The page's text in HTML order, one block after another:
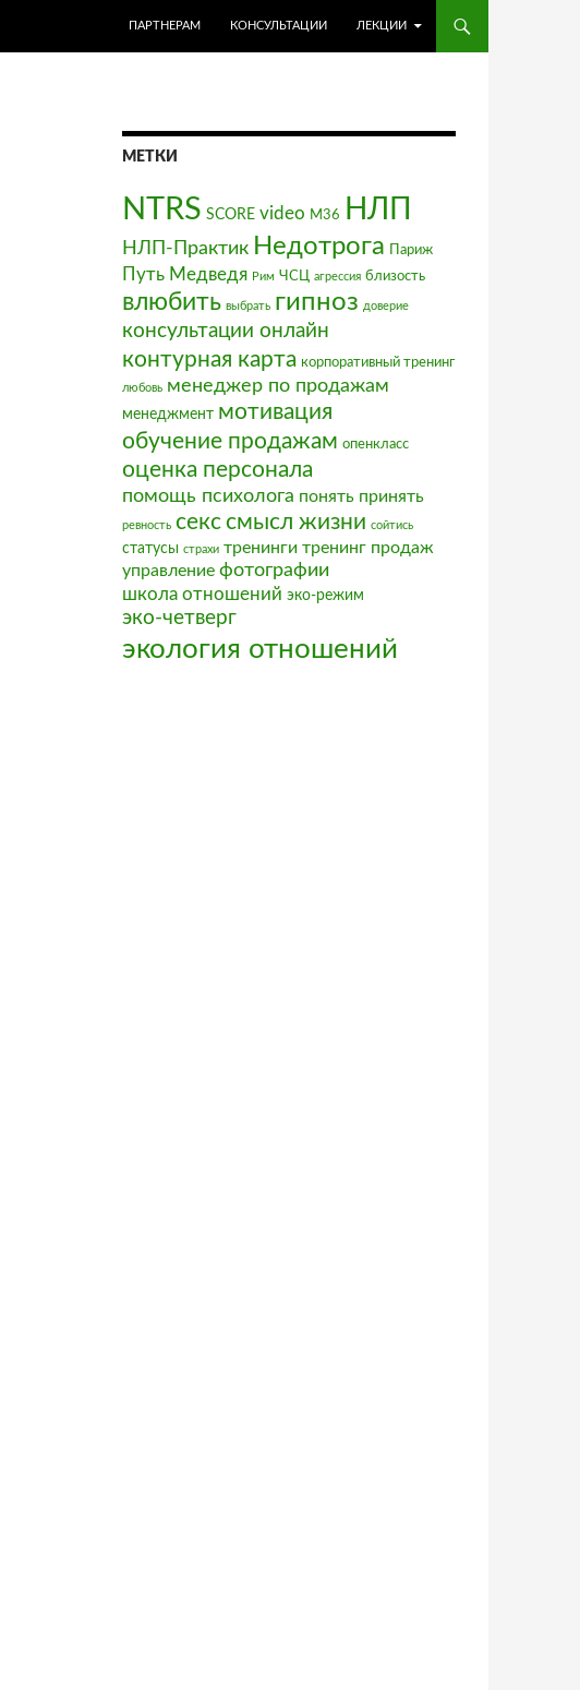
ПАРТНЕРАМ
КОНСУЛЬТАЦИИ ЛЕКЦИИ
МЕТКИ
NTRS SCORE video М36 НЛП
НЛП-Практик Недотрога Париж
Путь Медведя Рим ЧСЦ агрессия близость
влюбить выбрать гипноз доверие
консультации онлайн
контурная карта корпоративный тренинг
любовь менеджер по продажам
менеджмент мотивация
обучение продажам опенкласс
оценка персонала
помощь психолога понять принять
ревность секссмысл жизни сойтись
статусы страхи тренинги тренинг продаж
управление фотографии
школа отношений эко-режим
эко-четверг
экология отношений